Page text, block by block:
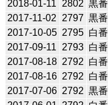
2018-01-11
2802 黒番
2017-11-02
2797 黒番
2017-10-05 2795 白番
2017-09-11
2793 白番
2017-08-18 2792 白番
2017-08-16 2792 白番
2017-07-06 2792 黒番